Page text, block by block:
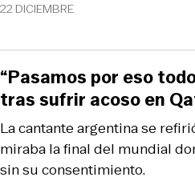
22 DICIEMBRE
La cantante argentina se
miraba la final del mundial
sin su consentimiento.
“Pasamos por eso
tras sufrir acoso en